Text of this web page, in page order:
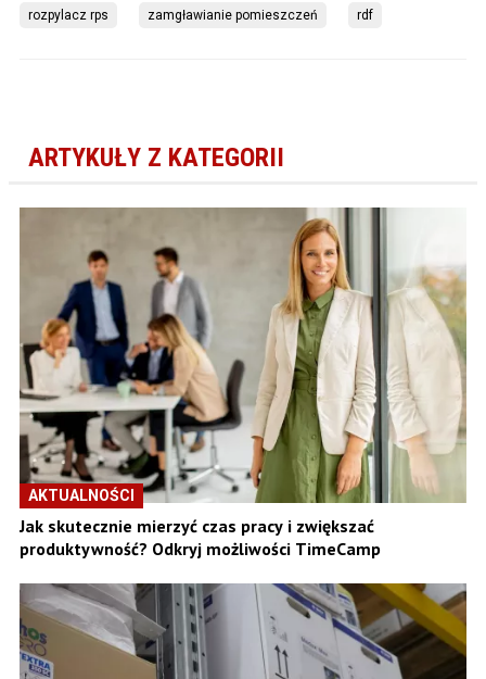
rozpylacz rps zamgławianie pomieszczeń rdf
ARTYKUŁY Z KATEGORII
AKTUALNOŚCI
Jak skutecznie mierzyć czas pracy i zwiększać
produktywność? Odkryj możliwości TimeCamp